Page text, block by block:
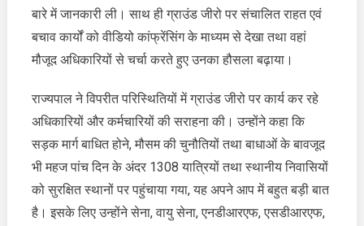
कार्यों
बारे में जानकारी ली। साथ ही ग्राउंड जीरो पर संचालित राहत एवं
बचाव कार्यों को वीडियो कांफ्रेंसिंग के माध्यम से देखा तथा वहां
मौजूद अधिकारियों से चर्चा करते हुए उनका हौसला बढ़ाया।
राज्यपाल ने विपरीत परिस्थितियों में ग्राउंड जीरो पर कार्य कर रहे
अधिकारियों और कर्मचारियों की सराहना की। उन्होंने कहा कि
सड़क मार्ग बाधित होने, मौसम की चुनौतियों तथा बाधाओं के बावजूद
भी महज पांच दिन के अंदर 1308 यात्रियों तथा स्थानीय निवासियों
को सुरक्षित स्थानों पर पहुंचाया गया, यह अपने आप में बहुत बड़ी बात
है। इसके लिए उन्होंने सेना, वायु सेना, एनडीआरएफ, एसडीआरएफ,